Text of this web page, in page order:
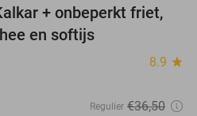
32%
+ onbeperkt friet,
en softijs
8.9 star
Regulier €36,50